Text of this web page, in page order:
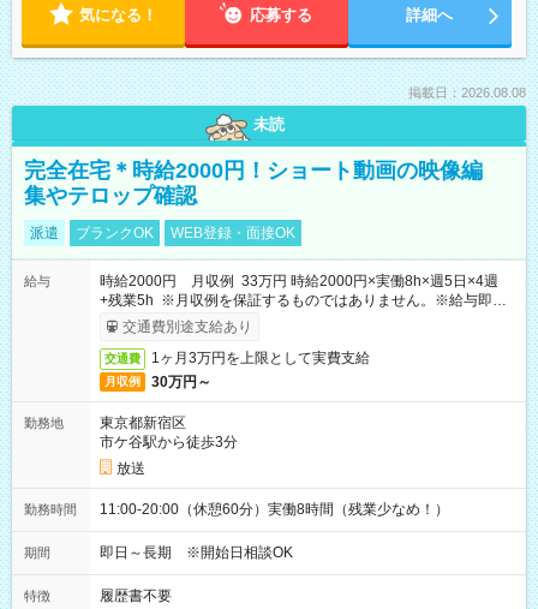
気になる！ 応募する 詳細へ
掲載日：2026.08.08
未読
完全在宅＊時給2000円！ショート動画の映像編
集やテロップ確認
派遣 ブランクOK WEB登録・面接OK
給与
時給2000円 月収例 33万円 時給2000円×実働8h×週5日×4週
+残業5h ※月収例を保証するものではありません。※給与即受
取りサービス利用可（利用条件有）
交通費別途支給あり
交通費 1ヶ月3万円を上限として実費支給
月収例 30万円～
勤務地
東京都新宿区
市ケ谷駅から徒歩3分
放送
勤務時間 11:00-20:00（休憩60分）実働8時間（残業少なめ！）
期間 即日～長期 ※開始日相談OK
特徴 履歴書不要